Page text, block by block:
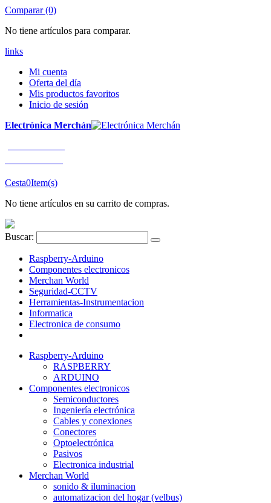
Comparar (0)
No tiene artículos para comparar.
links
Mi cuenta
Oferta del día
Mis productos favoritos
Inicio de sesión
Electrónica Merchán
Cesta0Item(s)
No tiene artículos en su carrito de compras.
Buscar:
Raspberry-Arduino
Componentes electronicos
Merchan World
Seguridad-CCTV
Herramientas-Instrumentacion
Informatica
Electronica de consumo
Raspberry-Arduino
RASPBERRY
ARDUINO
Componentes electronicos
Semiconductores
Ingeniería electrónica
Cables y conexiones
Conectores
Optoelectrónica
Pasivos
Electronica industrial
Merchan World
sonido & iluminacion
automatizacion del hogar (velbus)